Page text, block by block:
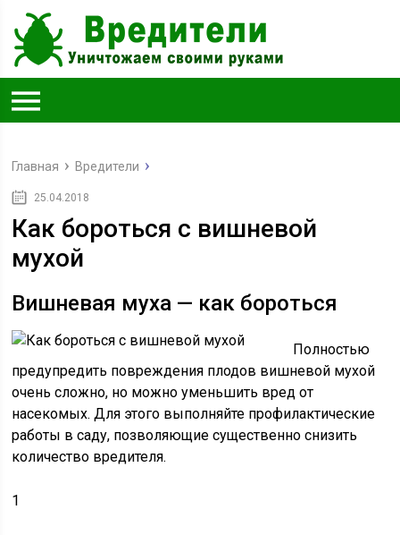
Главная Вредители
25.04.2018
Как бороться с вишневой
мухой
Вишневая муха — как бороться
Полностью
предупредить повреждения плодов вишневой мухой
очень сложно, но можно уменьшить вред от
насекомых. Для этого выполняйте профилактические
работы в саду, позволяющие существенно снизить
количество вредителя.
1